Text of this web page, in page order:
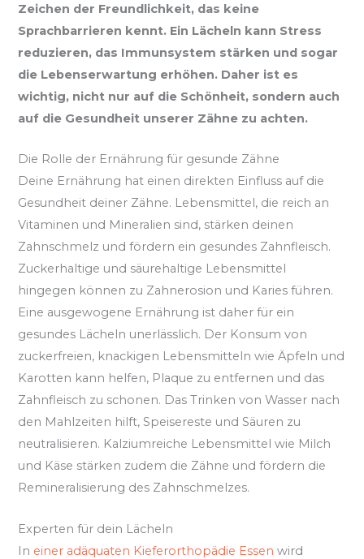
Zeichen der Freundlichkeit, das keine
Sprachbarrieren kennt. Ein Lächeln kann Stress
reduzieren, das Immunsystem stärken und sogar
die Lebenserwartung erhöhen. Daher ist es
wichtig, nicht nur auf die Schönheit, sondern auch
auf die Gesundheit unserer Zähne zu achten.
Die Rolle der Ernährung für gesunde Zähne
Deine Ernährung hat einen direkten Einfluss auf die
Gesundheit deiner Zähne. Lebensmittel, die reich an
Vitaminen und Mineralien sind, stärken deinen
Zahnschmelz und fördern ein gesundes Zahnfleisch.
Zuckerhaltige und säurehaltige Lebensmittel
hingegen können zu Zahnerosion und Karies führen.
Eine ausgewogene Ernährung ist daher für ein
gesundes Lächeln unerlässlich. Der Konsum von
zuckerfreien, knackigen Lebensmitteln wie Äpfeln und
Karotten kann helfen, Plaque zu entfernen und das
Zahnfleisch zu schonen. Das Trinken von Wasser nach
den Mahlzeiten hilft, Speisereste und Säuren zu
neutralisieren. Kalziumreiche Lebensmittel wie Milch
und Käse stärken zudem die Zähne und fördern die
Remineralisierung des Zahnschmelzes.
Experten für dein Lächeln
In einer adäquaten Kieferorthopädie Essen wird